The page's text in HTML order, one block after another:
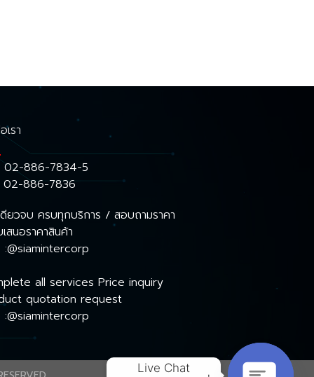
รา
02-886-7834-5
02-886-7836
ดียวจบ ครบทุกบริการ / สอบถามราคา
สนอราคาสินค้า
:@siamintercorp
all services Price inquiry
quotation request
:@siamintercorp
Live Chat